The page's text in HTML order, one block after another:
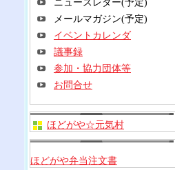
メールマガジン(予定)
イベントカレンダ
議事録
参加・協力団体等
お問合せ
ほどがや☆元気村
ほどがや弁当注文書